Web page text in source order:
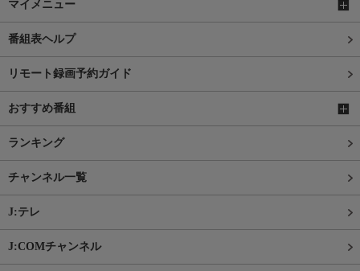
マイメニュー
番組表ヘルプ
リモート録画予約ガイド
おすすめ番組
ランキング
チャンネル一覧
J:テレ
J:COMチャンネル